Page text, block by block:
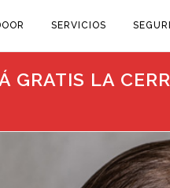
SERVICIOS
GRATIS LA